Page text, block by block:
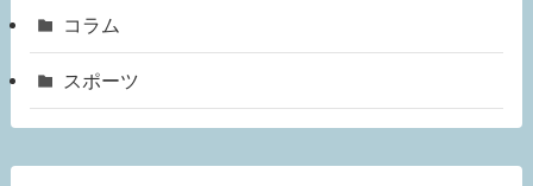
コラム
スポーツ